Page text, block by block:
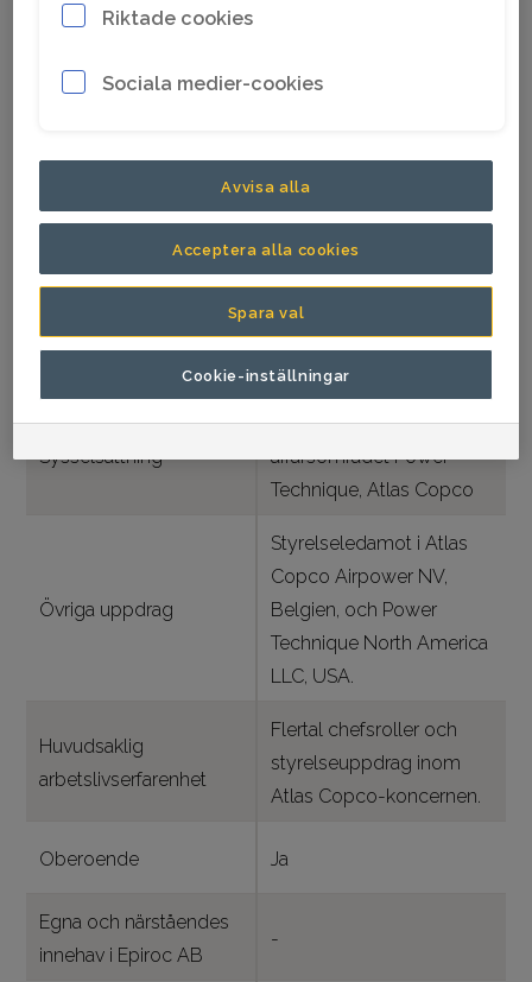
Befattning
Sedan 2026
1961
Dublin, Irland.
Masterexamen i industriell
ekonomi, University
College Dublin, Irland.
Sysselsättning
Vice VD samt chef för
affärsområdet Power
Technique, Atlas Copco
Övriga uppdrag
Styrelseledamot i Atlas
Copco Airpower NV,
Belgien, och Power
Technique North America
LLC, USA.
Huvudsaklig
arbetslivserfarenhet
Flertal chefsroller och
styrelseuppdrag inom
Atlas Copco-koncernen.
Oberoende Ja
Egna och närståendes
innehav i Epiroc AB
-
Riktade cookies
Sociala medier-cookies
Avvisa alla
Acceptera alla cookies
Spara val
Cookie-inställningar